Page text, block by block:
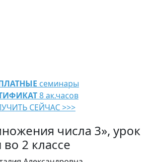
семинары
8 ак.часов
СЕЙЧАС >>>
числа 3», урок
2 классе